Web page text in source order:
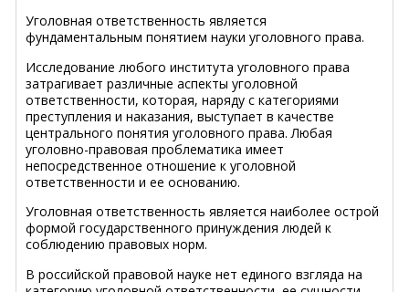
Уголовная ответственность является
фундаментальным понятием науки уголовного права.
Исследование любого института уголовного права
затрагивает различные аспекты уголовной
ответственности, которая, наряду с категориями
преступления и наказания, выступает в качестве
центрального понятия уголовного права. Любая
уголовно-правовая проблематика имеет
непосредственное отношение к уголовной
ответственности и ее основанию.
Уголовная ответственность является наиболее острой
формой государственного принуждения людей к
соблюдению правовых норм.
В российской правовой науке нет единого взгляда на